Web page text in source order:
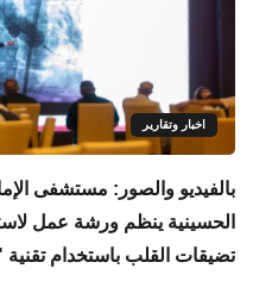
اخبار وتقارير
بالفيديو والصور: مستشفى
الحسينية ينظم ورشة عمل
تضيقات القلب باستخدام تقنية